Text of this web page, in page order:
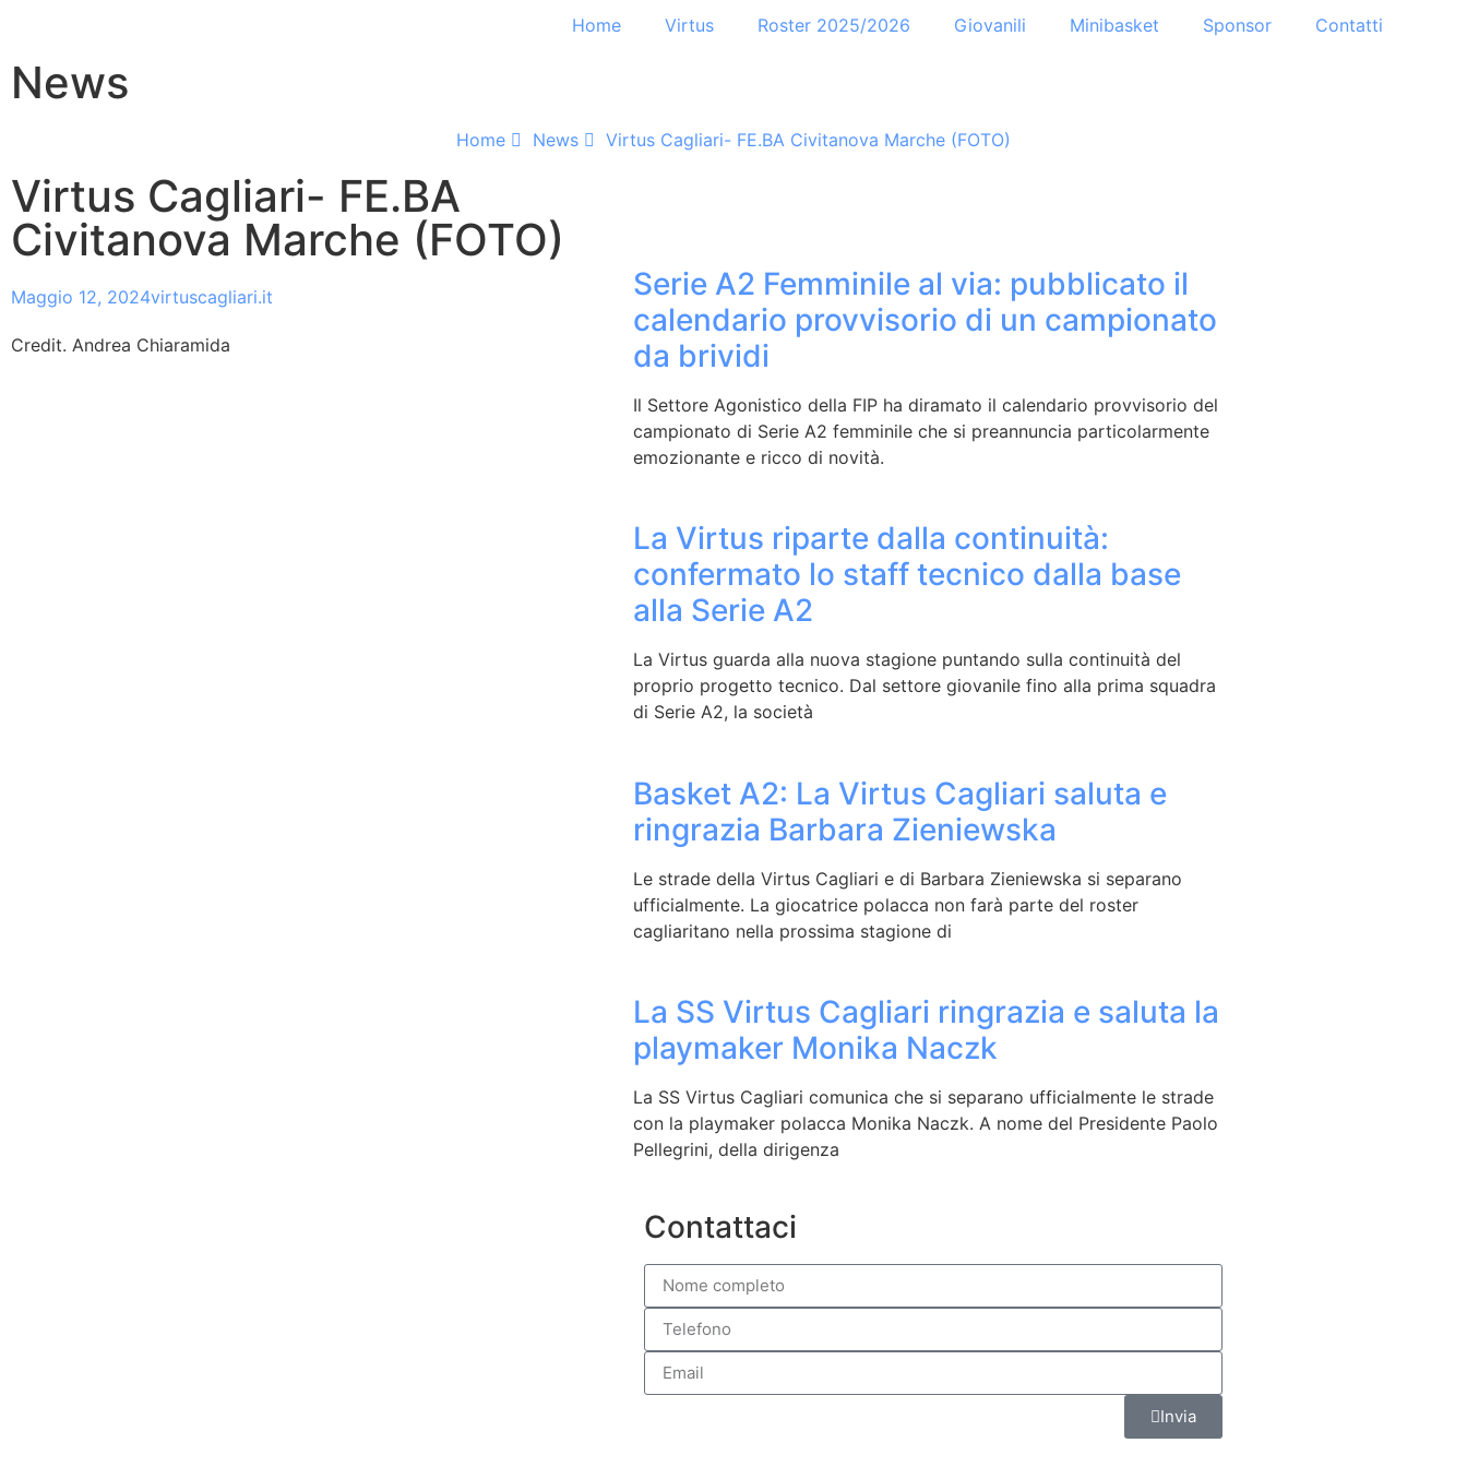
Home Virtus Roster 2025/2026 Giovanili Minibasket Sponsor Contatti
News
Home News Virtus Cagliari- FE.BA Civitanova Marche (FOTO)
Virtus Cagliari- FE.BA
Civitanova Marche (FOTO)
Maggio 12, 2024virtuscagliari.it
Credit. Andrea Chiaramida
Serie A2 Femminile al via: pubblicato il
calendario provvisorio di un campionato
da brividi
Il Settore Agonistico della FIP ha diramato il calendario provvisorio del
campionato di Serie A2 femminile che si preannuncia particolarmente
emozionante e ricco di novità.
La Virtus riparte dalla continuità:
confermato lo staff tecnico dalla base
alla Serie A2
La Virtus guarda alla nuova stagione puntando sulla continuità del
proprio progetto tecnico. Dal settore giovanile fino alla prima squadra
di Serie A2, la società
Basket A2: La Virtus Cagliari saluta e
ringrazia Barbara Zieniewska
Le strade della Virtus Cagliari e di Barbara Zieniewska si separano
ufficialmente. La giocatrice polacca non farà parte del roster
cagliaritano nella prossima stagione di
La SS Virtus Cagliari ringrazia e saluta la
playmaker Monika Naczk
La SS Virtus Cagliari comunica che si separano ufficialmente le strade
con la playmaker polacca Monika Naczk. A nome del Presidente Paolo
Pellegrini, della dirigenza
Contattaci
Invia